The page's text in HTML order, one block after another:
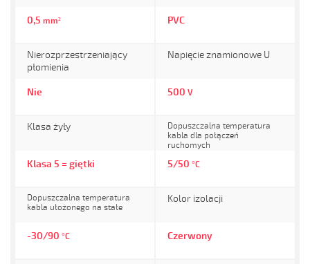
0,5 mm² PVC
Nierozprzestrzeniający
płomienia
Nie
Napięcie znamionowe U
500 V
Klasa żyły
Klasa 5 = giętki
Dopuszczalna temperatura
kabla dla połączeń
ruchomych
5/50 °C
Dopuszczalna temperatura
kabla ułożonego na stałe
-30/90 °C
Kolor izolacji
Czerwony